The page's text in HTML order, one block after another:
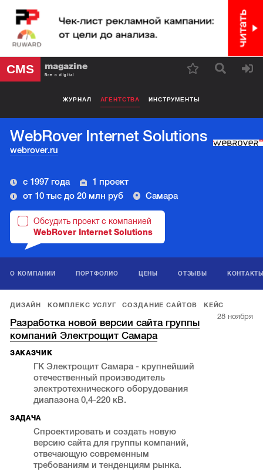
CMS magazine
Все о digital
ЖУРНАЛ АГЕНТСТВА ИНСТРУМЕНТЫ
WebRover Internet Solutions
webrover.ru
с 1997 года
1 проект
от 10 тыс до 20 млн руб
Самара
Обсудить проект с компанией
WebRover Internet Solutions
О КОМПАНИИ ПОРТФОЛИО ЦЕНЫ ОТЗЫВЫ
ДИЗАЙН КОМПЛЕКС УСЛУГ СОЗДАНИЕ САЙТОВ КЕЙС
28 ноября
Разработка новой версии сайта группы
компаний Электрощит Самара
ЗАКАЗЧИК
ГК Электрощит Самара - крупнейший
отечественный производитель
электротехнического оборудования
диапазона 0,4-220 кВ.
ЗАДАЧА
Спроектировать и создать новую
версию сайта для группы компаний,
отвечающую современным
требованиям и тенденциям рынка.